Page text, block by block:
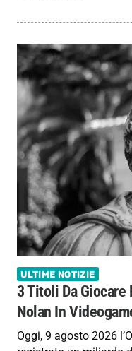
ULTIME NOTIZIE
3 Titoli Da Giocare
Nolan In
Oggi, 9 agosto 2026